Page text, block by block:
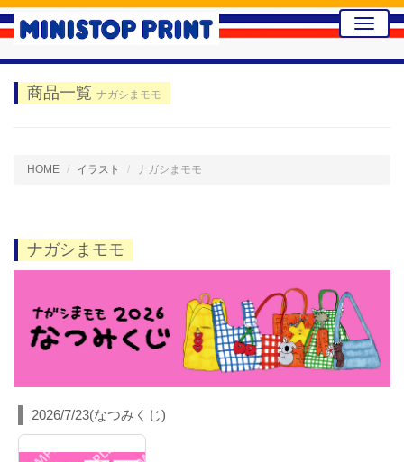
Toggle
商品一覧 ナガシまモモ
HOME イラスト ナガシまモモ
ナガシまモモ
2026/7/23(なつみくじ)